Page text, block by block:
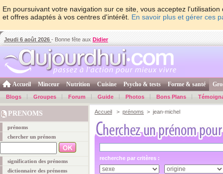
En poursuivant votre navigation sur ce site, vous acceptez
et offres adaptés à vos centres d'intérêt. En savoir plus et gérer ces
Jeudi 6 août 2026 - Bonne fête aux Didier
Accueil Minceur Nutrition Cuisine Psycho & tests Forme & santé
Blogs Groupes Forum Guide Photos Bons Plans
PRENOMS
prénoms
chercher un prénom
signification des prénoms
dictionnaire des prénoms
Accueil > prénoms > jean-michel
recherche par critères :